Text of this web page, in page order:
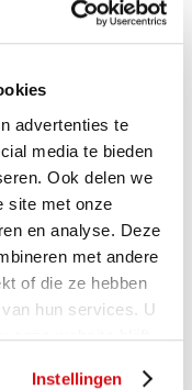
advertenties te
media te bieden
Ook delen we
site met onze
en analyse. Deze
met andere
of die ze hebben
hun services. U
onze website blijft
Instellingen